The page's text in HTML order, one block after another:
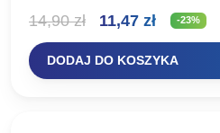
14,90zł
Pierwotna
cena
wynosiła:
11,47 złAktualna
cena
wynosi:
-23%
DODAJ DO KOSZYKA